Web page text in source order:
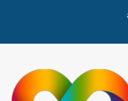
पर